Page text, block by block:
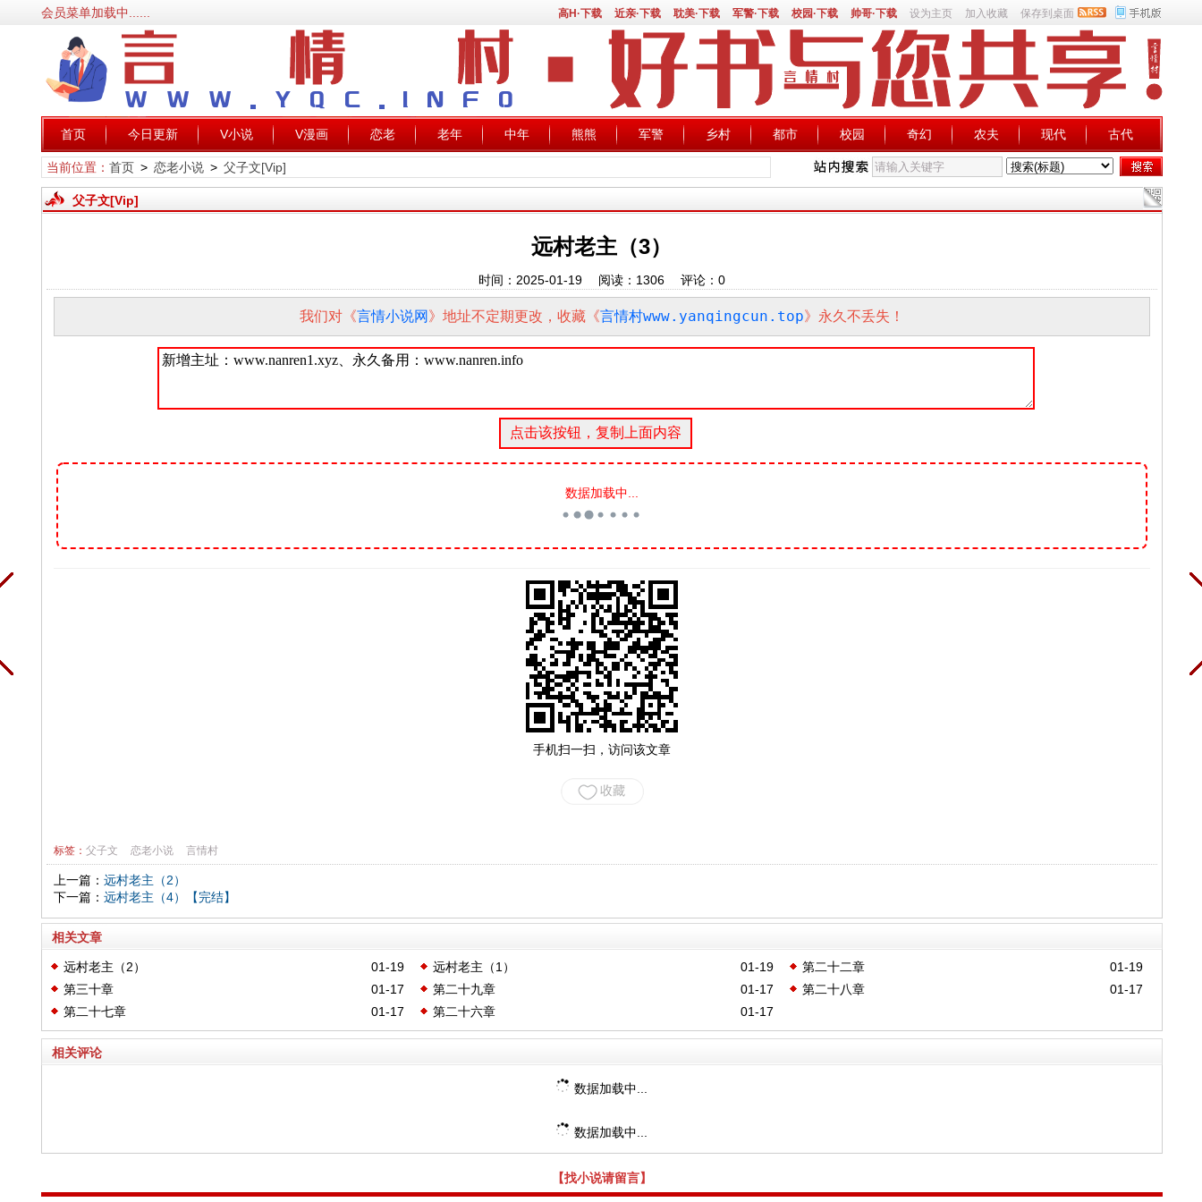
会员菜单加载中...... 高H·下载 近亲·下载 耽美·下载 军警·下载 校园·下载 帅哥·下载 设为主页 加入收藏 保存到桌面
首页 今日更新 V小说 V漫画 恋老 老年 中年 熊熊 军警 乡村 都市 校园 奇幻 农夫 现代 古代
当前位置： 首页> 恋老小说> 父子文[Vip]
父子文[Vip]
远村老主（3）
时间：2025-01-19 阅读： 1306评论： 0
我们对《言情小说网》地址不定期更改，收藏《言情村www.yanqingcun.top》永久不丢失！
数据加载中...
手机扫一扫，访问该文章
标签： 父子文 恋老小说 言情村
上一篇： 远村老主（2）
下一篇： 远村老主（4）【完结】
相关文章
01-19
远村老主（2） 01-19
远村老主（1） 01-19
第二十二章
01-17
第三十章 01-17
第二十九章 01-17
第二十八章
01-17
第二十七章 01-17
第二十六章
相关评论
数据加载中...
数据加载中...
【找小说请留言】